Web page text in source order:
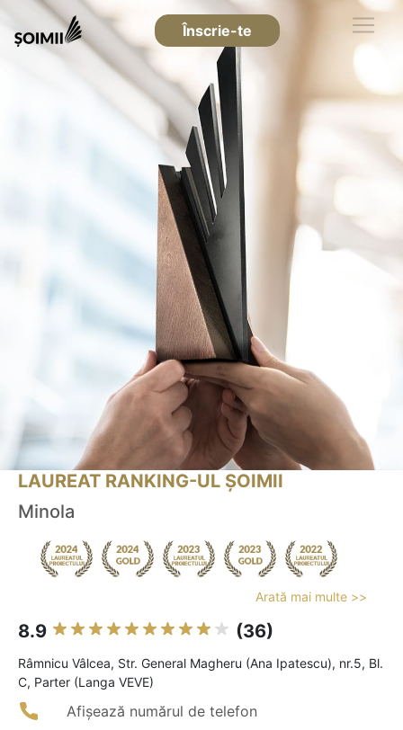
Înscrie-te
LAUREAT RANKING-UL ȘOIMII
Minola
Arată mai multe >>
8.9 (36)
Râmnicu Vâlcea, Str. General Magheru (Ana Ipatescu), nr.5, Bl.
C, Parter (Langa VEVE)
Afișează numărul de telefon